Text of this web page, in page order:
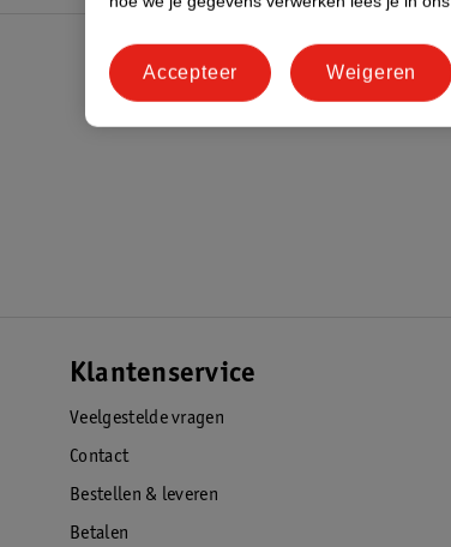
van de lokale infrastructuur
Klantenservice
Veelgestelde vragen
Contact
Bestellen & leveren
Betalen
Weigeren
Accepteer